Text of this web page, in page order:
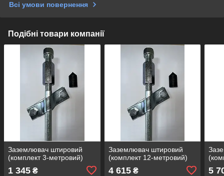
Всі умови повернення
Подібні товари компанії
Заземлювач штировий
(комплект 3-метровий)
1 345 ₴
Заземлювач штировий
(комплект 12-метровий)
4 615₴ 5